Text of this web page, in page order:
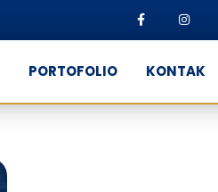
PORTOFOLIO KONTAK